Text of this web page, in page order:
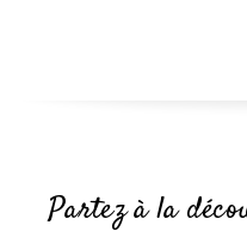
Partez à la